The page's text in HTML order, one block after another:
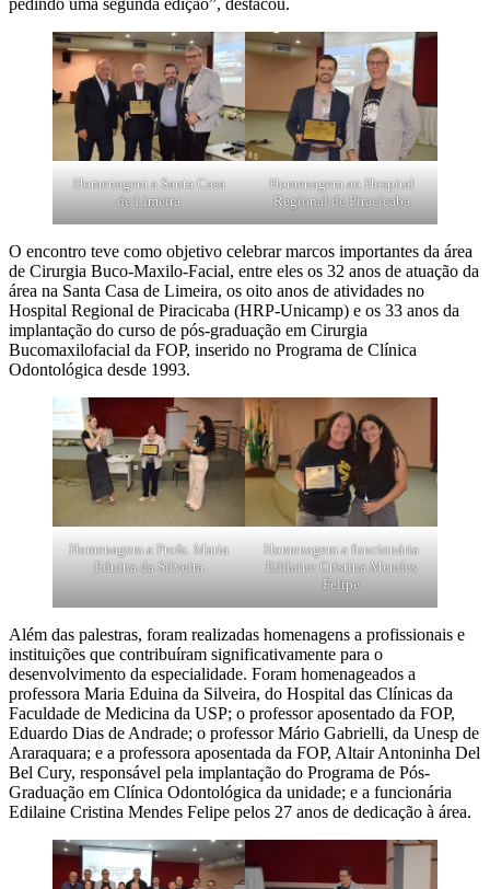
pedindo uma segunda edição”, destacou.
Homenagem a Santa Casa
de Limeira
Homenagem ao Hospital
Regional de Piracicaba
O encontro teve como objetivo celebrar marcos importantes da área
de Cirurgia Buco-Maxilo-Facial, entre eles os 32 anos de atuação da
área na Santa Casa de Limeira, os oito anos de atividades no
Hospital Regional de Piracicaba (HRP-Unicamp) e os 33 anos da
implantação do curso de pós-graduação em Cirurgia
Bucomaxilofacial da FOP, inserido no Programa de Clínica
Odontológica desde 1993.
Homenagem a Profa. Maria
Eduina da Silveira
Homenagem a funcionária
Edilaine Cristina Mendes
Felipe
Além das palestras, foram realizadas homenagens a profissionais e
instituições que contribuíram significativamente para o
desenvolvimento da especialidade. Foram homenageados a
professora Maria Eduina da Silveira, do Hospital das Clínicas da
Faculdade de Medicina da USP; o professor aposentado da FOP,
Eduardo Dias de Andrade; o professor Mário Gabrielli, da Unesp de
Araraquara; e a professora aposentada da FOP, Altair Antoninha Del
Bel Cury, responsável pela implantação do Programa de Pós-
Graduação em Clínica Odontológica da unidade; e a funcionária
Edilaine Cristina Mendes Felipe pelos 27 anos de dedicação à área.